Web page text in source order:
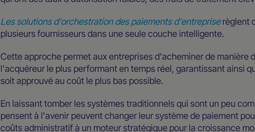
Les solutions d'orchestration des paiements d'entrepriserèglent
plusieurs fournisseurs dans une seule couche intelligente.
Cette approche permet aux entreprises d'acheminer de manière
l'acquéreur le plus performant en temps réel, garantissant ainsi
soit approuvé au coût le plus bas possible.
En laissant tomber les systèmes traditionnels qui sont un peu
pensent à l'avenir peuvent changer leur système de paiement
coûts administratif à un moteur stratégique pour la croissance